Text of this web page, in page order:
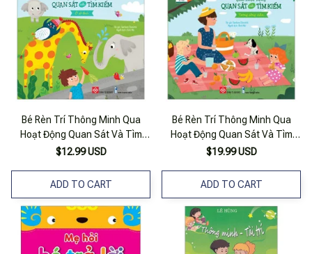
Bé Rèn Trí Thông Minh Qua
Hoạt Động Quan Sát Và Tìm
Kiếm - Ở Sở Thú
$12.99 USD
ADD TO CART
Bé Rèn Trí Thông Minh Qua
Hoạt Động Quan Sát Và Tìm
Kiếm - Trong Công Viên
$19.99 USD
ADD TO CART